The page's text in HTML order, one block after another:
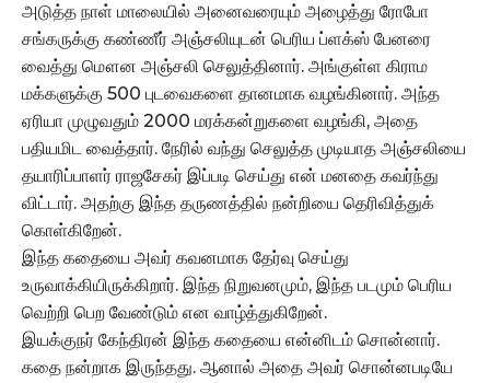
அடுத்த நாள் மாலையில் அனைவரையும் அழைத்து ரோபோ
சங்கருக்கு கண்ணீர் அஞ்சலியுடன் பெரிய ப்ளக்ஸ் பேனரை
வைத்து மௌன அஞ்சலி செலுத்தினார். அங்குள்ள கிராம
மக்களுக்கு 500 புடவைகளை தானமாக வழங்கினார். அந்த
ஏரியா முழுவதும் 2000 மரக்கன்றுகளை வழங்கி, அதை
பதியமிட வைத்தார். நேரில் வந்து செலுத்த முடியாத அஞ்சலியை
தயாரிப்பாளர் ராஜசேகர் இப்படி செய்து என் மனதை கவர்ந்து
விட்டார். அதற்கு இந்த தருணத்தில் நன்றியை தெரிவித்துக்
கொள்கிறேன்.
இந்த கதையை அவர் கவனமாக தேர்வு செய்து
உருவாக்கியிருக்கிறார். இந்த நிறுவனமும், இந்த படமும் பெரிய
வெற்றி பெற வேண்டும் என வாழ்த்துகிறேன்.
இயக்குநர் கேந்திரன் இந்த கதையை என்னிடம் சொன்னார்.
கதை நன்றாக இருந்தது. ஆனால் அதை அவர் சொன்னபடியே